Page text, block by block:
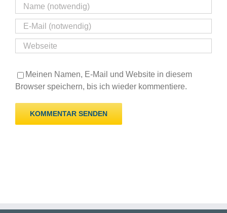
Meinen Namen, E-Mail und Website in diesem
Browser speichern, bis ich wieder kommentiere.